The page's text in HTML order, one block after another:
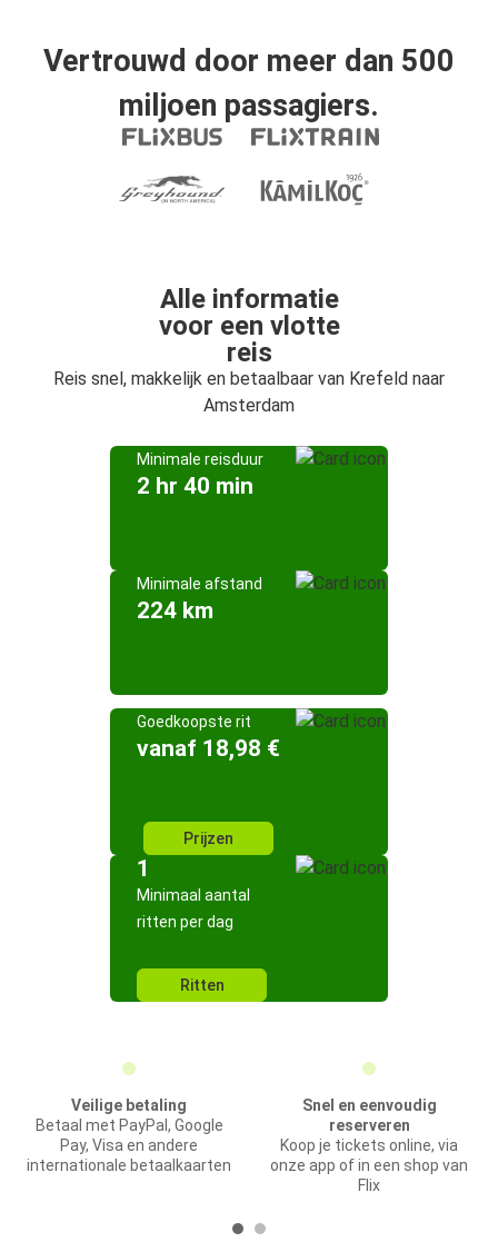
Vertrouwd door meer dan 500
miljoen passagiers.
Alle informatie
voor een vlotte
reis
Reis snel, makkelijk en betaalbaar van Krefeld naar
Amsterdam
Minimale reisduur
2 hr 40 min
Minimale afstand
224 km
Goedkoopste rit
vanaf 18,98 €
Prijzen
1
Minimaal aantal
ritten per dag
Ritten
Veilige betaling
Betaal met PayPal, Google
Pay, Visa en andere
internationale betaalkaarten
Snel en eenvoudig
reserveren
Koop je tickets online, via
onze app of in een shop van
Flix